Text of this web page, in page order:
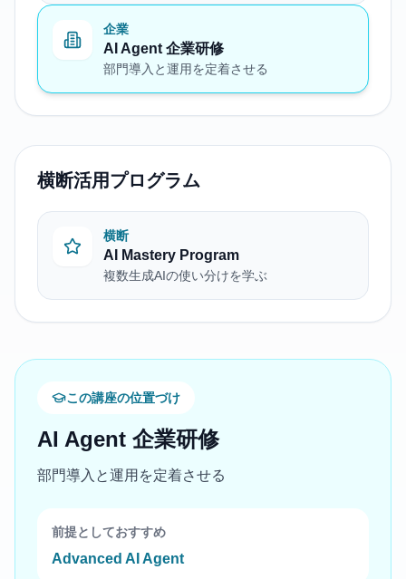
企業
AI Agent 企業研修
部門導入と運用を定着させる
横断活用プログラム
横断
AI Mastery Program
複数生成AIの使い分けを学ぶ
この講座の位置づけ
AI Agent 企業研修
部門導入と運用を定着させる
前提としておすすめ
Advanced AI Agent